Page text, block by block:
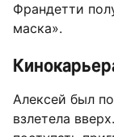
Франдетти
маска».
Алексей был
взлетела